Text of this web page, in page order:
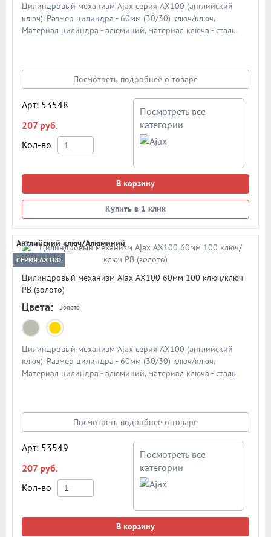
Цилиндровый механизм Ajax серия AX100 (английский
ключ). Размер цилиндра - 60мм (30/30) ключ/ключ.
Материал цилиндра - алюминий, материал ключа - сталь.
Посмотреть подробнее о товаре
Арт: 53548
207 руб.
Кол-во
Посмотреть все
категории
В корзину
Купить в 1 клик
Английский ключ/Алюминий
СЕРИЯ AX100
Цилиндровый механизм Ajax AX100 60мм 100 ключ/ключ
PB (золото)
Цвета: Золото
Цилиндровый механизм Ajax серия AX100 (английский
ключ). Размер цилиндра - 60мм (30/30) ключ/ключ.
Материал цилиндра - алюминий, материал ключа - сталь.
Посмотреть подробнее о товаре
Арт: 53549
207 руб.
Кол-во
Посмотреть все
категории
В корзину